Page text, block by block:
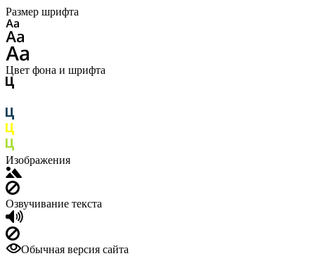
Размер шрифта
Цвет фона и шрифта
Изображения
Озвучивание текста
Обычная версия сайта